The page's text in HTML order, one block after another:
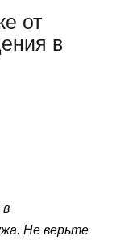
от
в
в
Не верьте